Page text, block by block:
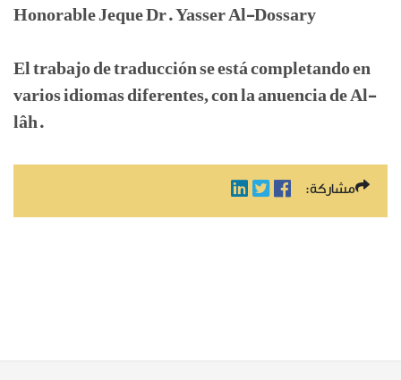
Honorable Jeque Dr. Yasser Al-Dossary
El trabajo de traducción se está completando en
varios idiomas diferentes, con la anuencia de Al-
lâh.
مشاركة: